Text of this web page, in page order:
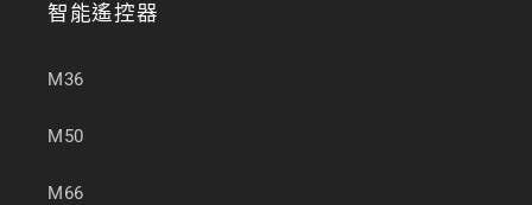
智能遙控器
M36
M50
M66